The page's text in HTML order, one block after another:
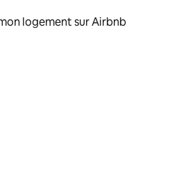
logement sur Airbnb